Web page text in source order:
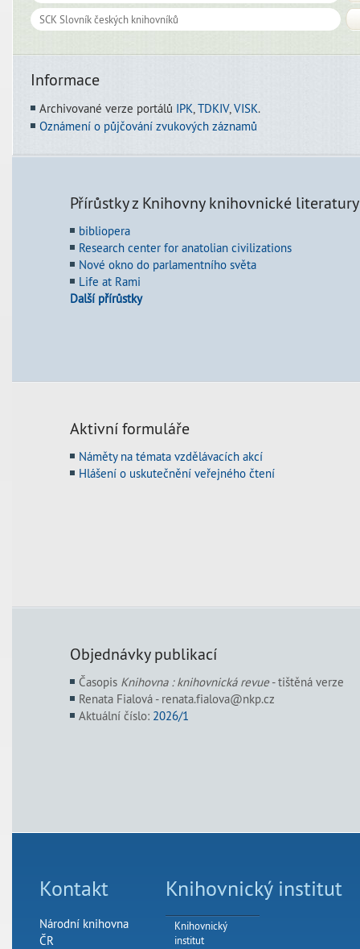
Informace
Archivované verze portálů IPK,TDKIV,VISK.
Oznámení o půjčování zvukových záznamů
Přírůstky z Knihovny knihovnické literatury
bibliopera
Research center for anatolian civilizations
Nové okno do parlamentního světa
Life at Rami
Další přírůstky
Aktivní formuláře
Náměty na témata vzdělávacích akcí
Hlášení o uskutečnění veřejného čtení
Objednávky publikací
Časopis Knihovna : knihovnická revue- tištěná verze
Renata Fialová - renata.fialova@nkp.cz
Aktuální číslo: 2026/1
Kontakt
Národní knihovna
ČR
Knihovnický institut
Knihovnický
institut